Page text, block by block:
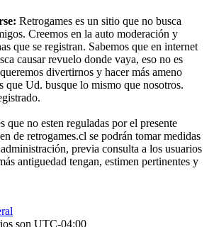
Retrogames es un sitio que no busca
Creemos en la auto moderación y
que se registran. Sabemos que en internet
causar revuelo donde vaya, eso no es
divertirnos y hacer más ameno
que Ud. busque lo mismo que nosotros.
que no esten reguladas por el presente
de retrogames.cl se podrán tomar medidas
previa consulta a los usuarios
antiguedad tengan, estimen pertinentes y
son UTC-04:00